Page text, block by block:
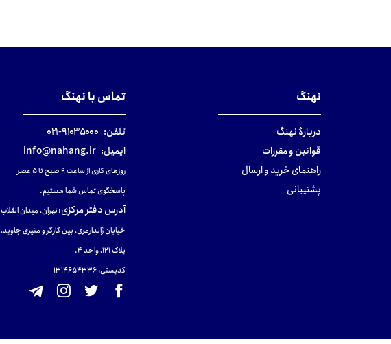
نهنگ
دربارهٔ نهنگ
قوانین و مقررات
راهنمای خرید و ارسال
پشتیبانی
تماس با نهنگ
تلفن: ۹۱۰۳۵۰۰۰-۰۲۱
ایمیل: info@nahang.ir
روزهای کاری از ساعت ۹ صبح تا ۵ عصر
پاسخگوی تماس شما هستیم.
آدرس دفتر مرکزی:تهران، میدان انقلاب
خیابان ژاندارمری، بین کارگر و منیری جاوید،
پلاک 121، واحد ۴.
کدپستی: 131465433۶